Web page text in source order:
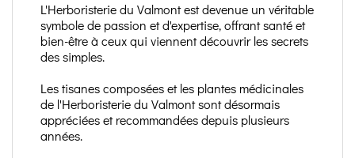
L'Herboristerie du Valmont est devenue un véritable
symbole de passion et d'expertise, offrant santé et
bien-être à ceux qui viennent découvrir les secrets
des simples.
Les tisanes composées et les plantes médicinales
de l'Herboristerie du Valmont sont désormais
appréciées et recommandées depuis plusieurs
années.